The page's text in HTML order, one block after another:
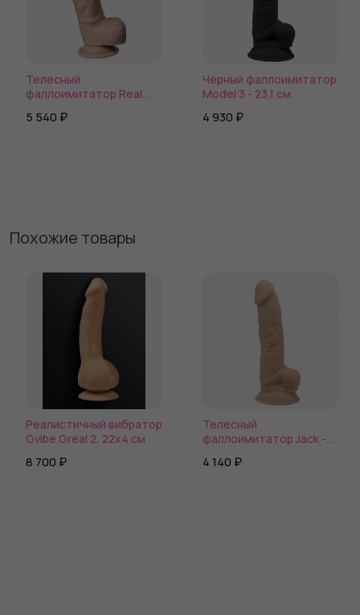
Телесный
фаллоимитатор Real
5 540 ₽
Черный фаллоимитатор
Model 3 - 23,1 см.
4 930 ₽
Похожие товары
Реалистичный вибратор
Gvibe Greal 2, 22х4 см
8 700 ₽
Телесный
фаллоимитатор Jack -
4 140 ₽